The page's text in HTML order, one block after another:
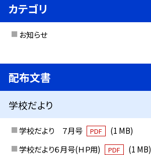
カテゴリ
お知らせ
配布文書
学校だより
学校だより ７月号 PDF
(1 MB)
学校だより６月号(ＨＰ用)
PDF
(1 MB)